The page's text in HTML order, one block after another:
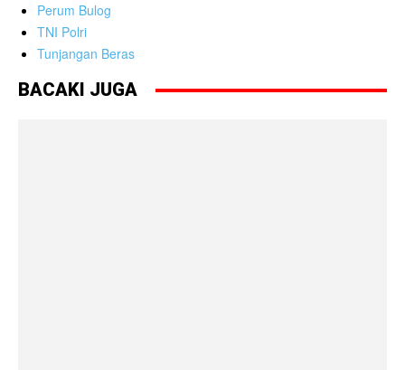
Perum Bulog
TNI Polri
Tunjangan Beras
BACAKI JUGA